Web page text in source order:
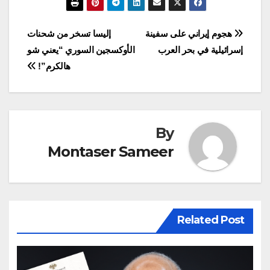
تصفّح
المقالات
إليسا تسخر من شحنات
الأوكسجين السوري “يعني شو
هالكرم”!
هجوم إيراني على سفينة
إسرائيلية في بحر العرب
By
Montaser Sameer
Related Post